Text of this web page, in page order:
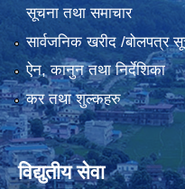
सूचना तथा समाचार
सार्वजनिक खरीद /बोलपत्र
ऐन, कानुन तथा निर्देशिका
कर तथा शुल्कहरु
विद्युतीय सेवा